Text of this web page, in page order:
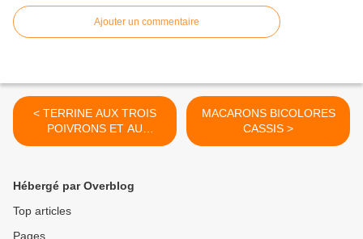
Ajouter un commentaire
< TERRINE AUX TROIS
POIVRONS ET AU
FROMAGE FRAIS
MACARONS BICOLORES
CASSIS >
Hébergé par Overblog
Top articles
Pages